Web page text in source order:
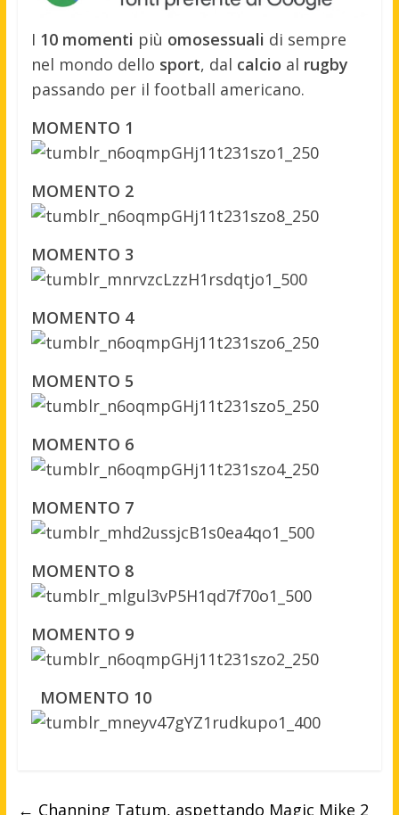
I 10 momenti più omosessuali di sempre
nel mondo dello sport, dal calcio al rugby
passando per il football americano.
MOMENTO 1
MOMENTO 2
MOMENTO 3
MOMENTO 4
MOMENTO 5
MOMENTO 6
MOMENTO 7
MOMENTO 8
MOMENTO 9
MOMENTO 10
← Channing Tatum, aspettando Magic Mike 2